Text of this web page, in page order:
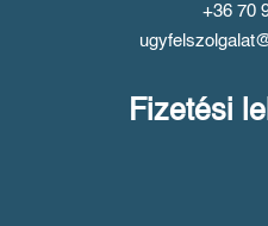
+36 70
Fizetési